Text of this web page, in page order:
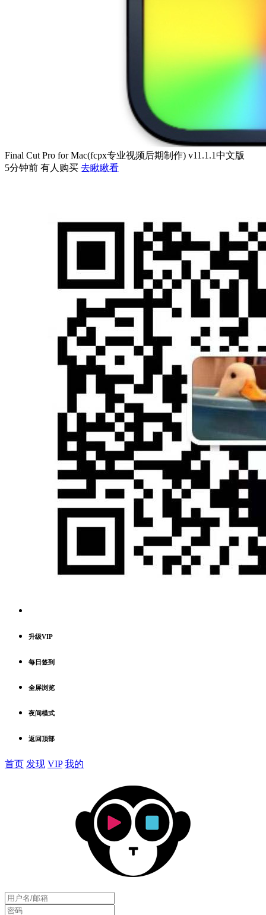
Final Cut Pro for Mac(fcpx专业视频后期制作) v11.1.1中文版
5分钟前 有人购买 去瞅瞅看
升级VIP
每日签到
全屏浏览
夜间模式
返回顶部
首页 发现 VIP 我的